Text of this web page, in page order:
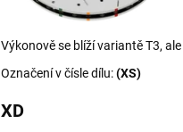
Výkonově se blíží variantě T3,
Označení v čísle dílu:(XS)
XD